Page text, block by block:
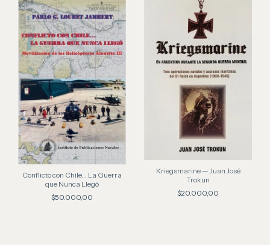
Conflicto con Chile... La Guerra
que Nunca Llegó
$50.000,00
Kriegsmarine — Juan José
Trokun
$20.000,00